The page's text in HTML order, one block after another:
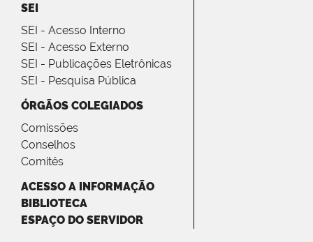
SEI
SEI - Acesso Interno
SEI - Acesso Externo
SEI - Publicações Eletrônicas
SEI - Pesquisa Pública
ÓRGÃOS COLEGIADOS
Comissões
Conselhos
Comitês
ACESSO A INFORMAÇÃO
BIBLIOTECA
ESPAÇO DO SERVIDOR